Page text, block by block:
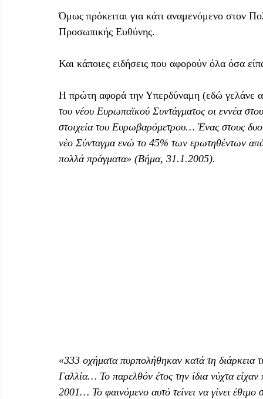
Όμως πρόκειται για κάτι αναμενόμενο στον
Προσωπικής Ευθύνης.
Και κάποιες ειδήσεις που αφορούν όλα όσα
Η πρώτη αφορά την Υπερδύναμη (εδώ γελάνε
του νέου Ευρωπαϊκού Συντάγματος οι εννέα
στοιχεία του Ευρωβαρόμετρου… Ένας στους δυο
νέο Σύνταγμα ενώ το 45% των ερωτηθέντων
πολλά πράγματα» (Βήμα, 31.1.2005).
«333 οχήματα πυρπολήθηκαν κατά τη διάρκεια
Γαλλία… Το παρελθόν έτος την ίδια νύχτα
2001… Το φαινόμενο αυτό τείνει να γίνει